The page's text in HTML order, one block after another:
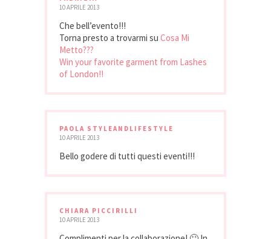
10 APRILE 2013
Che bell’evento!!!
Torna presto a trovarmi su Cosa Mi
Metto???
Win your favorite garment from Lashes
of London!!
PAOLA STYLEANDLIFESTYLE
10 APRILE 2013
Bello godere di tutti questi eventi!!!
CHIARA PICCIRILLI
10 APRILE 2013